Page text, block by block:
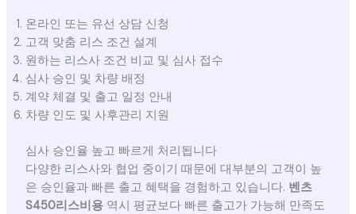
온라인 또는 유선 상담 신청
고객 맞춤 리스 조건 설계
원하는 리스사 조건 비교 및 심사 접수
심사 승인 및 차량 배정
계약 체결 및 출고 일정 안내
차량 인도 및 사후관리 지원
심사 승인율 높고 빠르게 처리됩니다
다양한 리스사와 협업 중이기 때문에 대부분의 고객이 높
은 승인율과 빠른 출고 혜택을 경험하고 있습니다. 벤츠
S450리스비용역시 평균보다 빠른 출고가 가능해 만족도